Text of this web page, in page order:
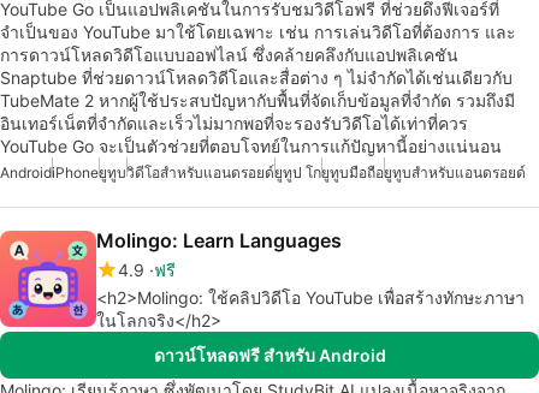
YouTube Go เป็นแอปพลิเคชันในการรับชมวิดีโอฟรี ที่ช่วยดึงฟีเจอร์ที่
จำเป็นของ YouTube มาใช้โดยเฉพาะ เช่น การเล่นวิดีโอที่ต้องการ และ
การดาวน์โหลดวิดีโอแบบออฟไลน์ ซึ่งคล้ายคลึงกับแอปพลิเคชัน
Snaptube ที่ช่วยดาวน์โหลดวิดีโอและสื่อต่าง ๆ ไม่จำกัดได้เช่นเดียวกับ
TubeMate 2 หากผู้ใช้ประสบปัญหากับพื้นที่จัดเก็บข้อมูลที่จำกัด รวมถึงมี
อินเทอร์เน็ตที่จำกัดและเร็วไม่มากพอที่จะรองรับวิดีโอได้เท่าที่ควร
YouTube Go จะเป็นตัวช่วยที่ตอบโจทย์ในการแก้ปัญหานี้อย่างแน่นอน
AndroidiPhoneยูทูบวิดีโอสำหรับแอนดรอยด์ยูทูป โกยูทูบมือถือยูทูบสำหรับแอนดรอยด์
Molingo: Learn Languages
4.9 ฟรี
<h2>Molingo: ใช้คลิปวิดีโอ YouTube เพื่อสร้างทักษะภาษา
ในโลกจริง</h2>
ดาวน์โหลดฟรี สำหรับ Android